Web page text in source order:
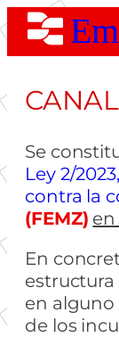
Se
Ley 2/
contra la
(FEMZ)
En
en alguno
de los